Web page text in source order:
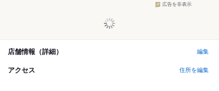
広告を非表示
店舗情報（詳細） 編集
アクセス 住所を編集